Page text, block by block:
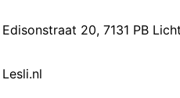
Edisonstraat 20, 7131 PB
Lesli.nl